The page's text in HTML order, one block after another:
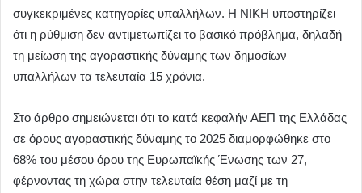
συγκεκριμένες κατηγορίες υπαλλήλων. Η ΝΙΚΗ υποστηρίζει
ότι η ρύθμιση δεν αντιμετωπίζει το βασικό πρόβλημα, δηλαδή
τη μείωση της αγοραστικής δύναμης των δημοσίων
υπαλλήλων τα τελευταία 15 χρόνια.
Στο άρθρο σημειώνεται ότι το κατά κεφαλήν ΑΕΠ της Ελλάδας
σε όρους αγοραστικής δύναμης το 2025 διαμορφώθηκε στο
68% του μέσου όρου της Ευρωπαϊκής Ένωσης των 27,
φέρνοντας τη χώρα στην τελευταία θέση μαζί με τη